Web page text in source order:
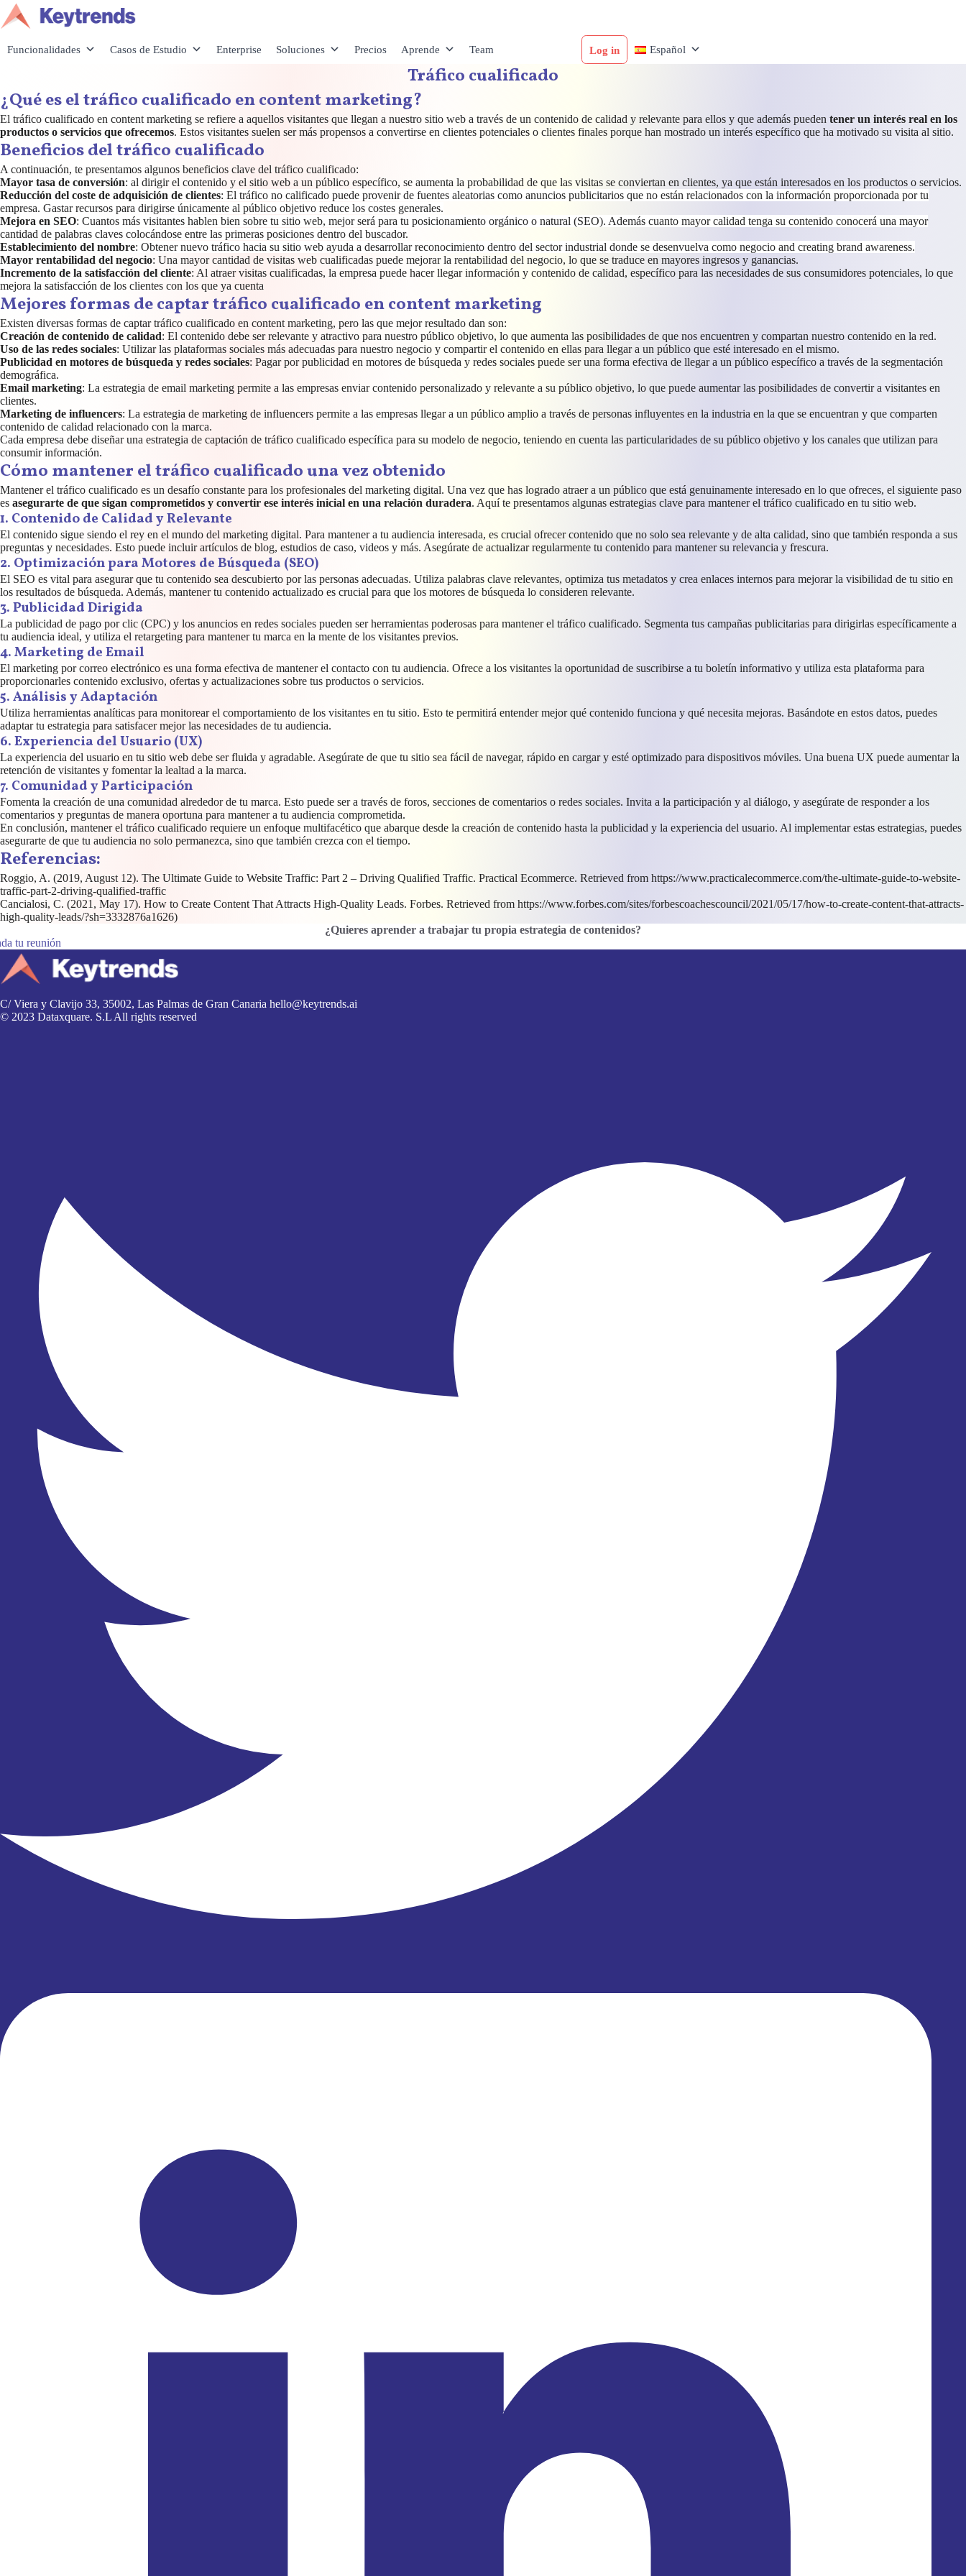
Saltar
al
contenido
Funcionalidades Casos de Estudio Enterprise Soluciones Precios Aprende Team Log in Español
Tráfico cualificado
¿Qué es el tráfico cualificado en content marketing?
El tráfico cualificado en content marketing se refiere a aquellos visitantes que llegan a nuestro sitio web a través de un contenido de calidad y relevante para ellos y que además pueden tener un interés real en los
productos o servicios que ofrecemos. Estos visitantes suelen ser más propensos a convertirse en clientes potenciales o clientes finales porque han mostrado un interés específico que ha motivado su visita al sitio.
Beneficios del tráfico cualificado
A continuación, te presentamos algunos beneficios clave del tráfico cualificado:
Mayor tasa de conversión: al dirigir el contenido y el sitio web a un público específico, se aumenta la probabilidad de que las visitas se conviertan en clientes, ya que están interesados en los productos o servicios.
Reducción del coste de adquisición de clientes: El tráfico no calificado puede provenir de fuentes aleatorias como anuncios publicitarios que no están relacionados con la información proporcionada por tu
empresa. Gastar recursos para dirigirse únicamente al público objetivo reduce los costes generales.
Mejora en SEO: Cuantos más visitantes hablen bien sobre tu sitio web, mejor será para tu posicionamiento orgánico o natural (SEO). Además cuanto mayor calidad tenga su contenido conocerá una mayor
cantidad de palabras claves colocándose entre las primeras posiciones dentro del buscador.
Establecimiento del nombre: Obtener nuevo tráfico hacia su sitio web ayuda a desarrollar reconocimiento dentro del sector industrial donde se desenvuelva como negocio and creating brand awareness.
Mayor rentabilidad del negocio: Una mayor cantidad de visitas web cualificadas puede mejorar la rentabilidad del negocio, lo que se traduce en mayores ingresos y ganancias.
Incremento de la satisfacción del cliente: Al atraer visitas cualificadas, la empresa puede hacer llegar información y contenido de calidad, específico para las necesidades de sus consumidores potenciales, lo que
mejora la satisfacción de los clientes con los que ya cuenta
Mejores formas de captar tráfico cualificado en content marketing
Existen diversas formas de captar tráfico cualificado en content marketing, pero las que mejor resultado dan son:
Creación de contenido de calidad: El contenido debe ser relevante y atractivo para nuestro público objetivo, lo que aumenta las posibilidades de que nos encuentren y compartan nuestro contenido en la red.
Uso de las redes sociales: Utilizar las plataformas sociales más adecuadas para nuestro negocio y compartir el contenido en ellas para llegar a un público que esté interesado en el mismo.
Publicidad en motores de búsqueda y redes sociales: Pagar por publicidad en motores de búsqueda y redes sociales puede ser una forma efectiva de llegar a un público específico a través de la segmentación
demográfica.
Email marketing: La estrategia de email marketing permite a las empresas enviar contenido personalizado y relevante a su público objetivo, lo que puede aumentar las posibilidades de convertir a visitantes en
clientes.
Marketing de influencers: La estrategia de marketing de influencers permite a las empresas llegar a un público amplio a través de personas influyentes en la industria en la que se encuentran y que comparten
contenido de calidad relacionado con la marca.
Cada empresa debe diseñar una estrategia de captación de tráfico cualificado específica para su modelo de negocio, teniendo en cuenta las particularidades de su público objetivo y los canales que utilizan para
consumir información.
Cómo mantener el tráfico cualificado una vez obtenido
Mantener el tráfico cualificado es un desafío constante para los profesionales del marketing digital. Una vez que has logrado atraer a un público que está genuinamente interesado en lo que ofreces, el siguiente paso
es asegurarte de que sigan comprometidos y convertir ese interés inicial en una relación duradera. Aquí te presentamos algunas estrategias clave para mantener el tráfico cualificado en tu sitio web.
1. Contenido de Calidad y Relevante
El contenido sigue siendo el rey en el mundo del marketing digital. Para mantener a tu audiencia interesada, es crucial ofrecer contenido que no solo sea relevante y de alta calidad, sino que también responda a sus
preguntas y necesidades. Esto puede incluir artículos de blog, estudios de caso, videos y más. Asegúrate de actualizar regularmente tu contenido para mantener su relevancia y frescura.
2. Optimización para Motores de Búsqueda (SEO)
El SEO es vital para asegurar que tu contenido sea descubierto por las personas adecuadas. Utiliza palabras clave relevantes, optimiza tus metadatos y crea enlaces internos para mejorar la visibilidad de tu sitio en
los resultados de búsqueda. Además, mantener tu contenido actualizado es crucial para que los motores de búsqueda lo consideren relevante.
3. Publicidad Dirigida
La publicidad de pago por clic (CPC) y los anuncios en redes sociales pueden ser herramientas poderosas para mantener el tráfico cualificado. Segmenta tus campañas publicitarias para dirigirlas específicamente a
tu audiencia ideal, y utiliza el retargeting para mantener tu marca en la mente de los visitantes previos.
4. Marketing de Email
El marketing por correo electrónico es una forma efectiva de mantener el contacto con tu audiencia. Ofrece a los visitantes la oportunidad de suscribirse a tu boletín informativo y utiliza esta plataforma para
proporcionarles contenido exclusivo, ofertas y actualizaciones sobre tus productos o servicios.
5. Análisis y Adaptación
Utiliza herramientas analíticas para monitorear el comportamiento de los visitantes en tu sitio. Esto te permitirá entender mejor qué contenido funciona y qué necesita mejoras. Basándote en estos datos, puedes
adaptar tu estrategia para satisfacer mejor las necesidades de tu audiencia.
6. Experiencia del Usuario (UX)
La experiencia del usuario en tu sitio web debe ser fluida y agradable. Asegúrate de que tu sitio sea fácil de navegar, rápido en cargar y esté optimizado para dispositivos móviles. Una buena UX puede aumentar la
retención de visitantes y fomentar la lealtad a la marca.
7. Comunidad y Participación
Fomenta la creación de una comunidad alrededor de tu marca. Esto puede ser a través de foros, secciones de comentarios o redes sociales. Invita a la participación y al diálogo, y asegúrate de responder a los
comentarios y preguntas de manera oportuna para mantener a tu audiencia comprometida.
En conclusión, mantener el tráfico cualificado requiere un enfoque multifacético que abarque desde la creación de contenido hasta la publicidad y la experiencia del usuario. Al implementar estas estrategias, puedes
asegurarte de que tu audiencia no solo permanezca, sino que también crezca con el tiempo.
Referencias:
Roggio, A. (2019, August 12). The Ultimate Guide to Website Traffic: Part 2 – Driving Qualified Traffic. Practical Ecommerce. Retrieved from https://www.practicalecommerce.com/the-ultimate-guide-to-website-
traffic-part-2-driving-qualified-traffic
Cancialosi, C. (2021, May 17). How to Create Content That Attracts High-Quality Leads. Forbes. Retrieved from https://www.forbes.com/sites/forbescoachescouncil/2021/05/17/how-to-create-content-that-attracts-
high-quality-leads/?sh=3332876a1626)
¿Quieres aprender a trabajar tu propia estrategia de contenidos?
tu reunión
C/ Viera y Clavijo 33, 35002, Las Palmas de Gran Canaria hello@keytrends.ai
© 2023 Dataxquare. S.L All rights reserved